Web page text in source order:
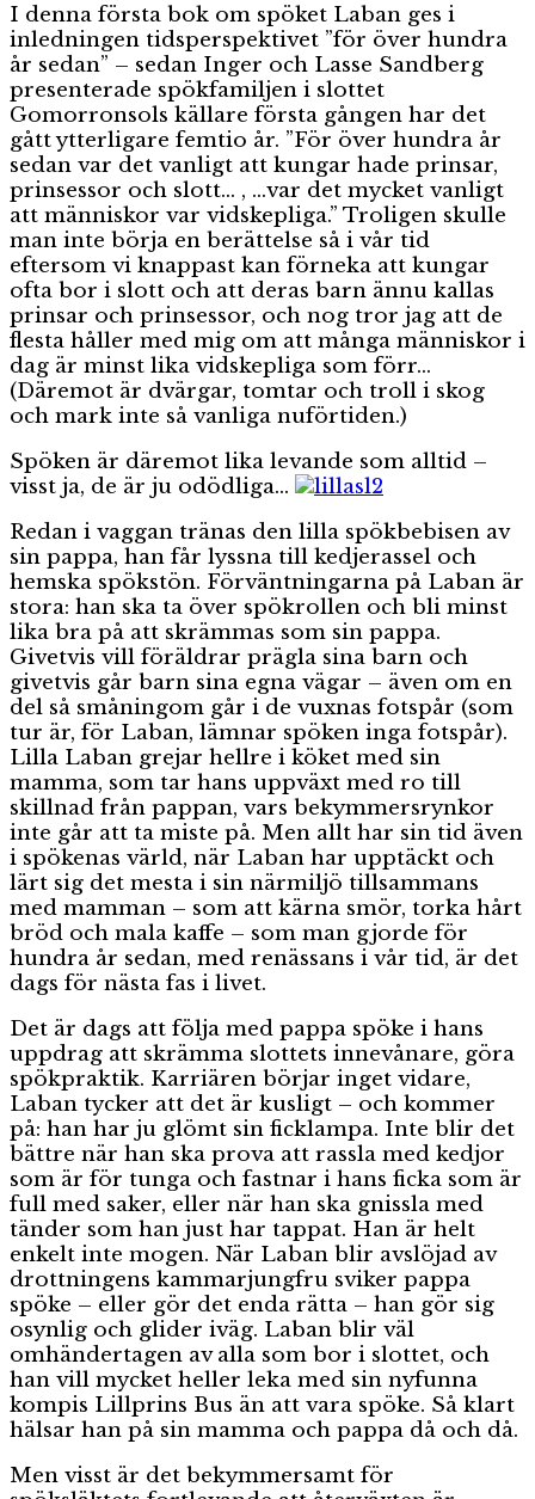
I denna första bok om spöket Laban ges i
inledningen tidsperspektivet ”för över hundra
år sedan” – sedan Inger och Lasse Sandberg
presenterade spökfamiljen i slottet
Gomorronsols källare första gången har det
gått ytterligare femtio år. ”För över hundra år
sedan var det vanligt att kungar hade prinsar,
prinsessor och slott… , …var det mycket vanligt
att människor var vidskepliga.” Troligen skulle
man inte börja en berättelse så i vår tid
eftersom vi knappast kan förneka att kungar
ofta bor i slott och att deras barn ännu kallas
prinsar och prinsessor, och nog tror jag att de
flesta håller med mig om att många människor i
dag är minst lika vidskepliga som förr…
(Däremot är dvärgar, tomtar och troll i skog
och mark inte så vanliga nuförtiden.)
Spöken är däremot lika levande som alltid –
visst ja, de är ju odödliga…
Redan i vaggan tränas den lilla spökbebisen av
sin pappa, han får lyssna till kedjerassel och
hemska spökstön. Förväntningarna på Laban är
stora: han ska ta över spökrollen och bli minst
lika bra på att skrämmas som sin pappa.
Givetvis vill föräldrar prägla sina barn och
givetvis går barn sina egna vägar – även om en
del så småningom går i de vuxnas fotspår (som
tur är, för Laban, lämnar spöken inga fotspår).
Lilla Laban grejar hellre i köket med sin
mamma, som tar hans uppväxt med ro till
skillnad från pappan, vars bekymmersrynkor
inte går att ta miste på. Men allt har sin tid även
i spökenas värld, när Laban har upptäckt och
lärt sig det mesta i sin närmiljö tillsammans
med mamman – som att kärna smör, torka hårt
bröd och mala kaffe – som man gjorde för
hundra år sedan, med renässans i vår tid, är det
dags för nästa fas i livet.
Det är dags att följa med pappa spöke i hans
uppdrag att skrämma slottets innevånare, göra
spökpraktik. Karriären börjar inget vidare,
Laban tycker att det är kusligt – och kommer
på: han har ju glömt sin ficklampa. Inte blir det
bättre när han ska prova att rassla med kedjor
som är för tunga och fastnar i hans ficka som är
full med saker, eller när han ska gnissla med
tänder som han just har tappat. Han är helt
enkelt inte mogen. När Laban blir avslöjad av
drottningens kammarjungfru sviker pappa
spöke – eller gör det enda rätta – han gör sig
osynlig och glider iväg. Laban blir väl
omhändertagen av alla som bor i slottet, och
han vill mycket heller leka med sin nyfunna
kompis Lillprins Bus än att vara spöke. Så klart
hälsar han på sin mamma och pappa då och då.
Men visst är det bekymmersamt för